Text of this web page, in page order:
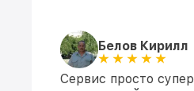
Белов Кирилл
Сервис просто